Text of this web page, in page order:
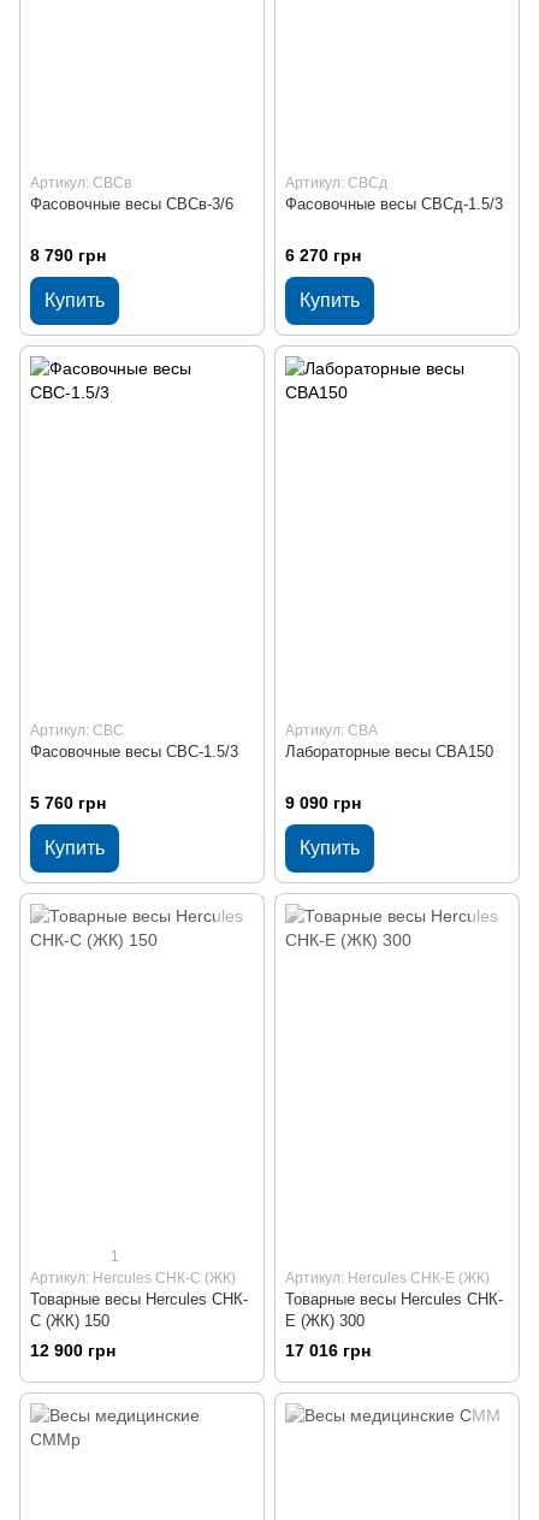
Артикул: СВСв
Фасовочные весы СВСв-3/6
8 790 грн
Купить
Артикул: СВСд
Фасовочные весы СВСд-1.5/3
6 270 грн
Купить
Артикул: СВС
Фасовочные весы СВС-1.5/3
5 760 грн
Купить
Артикул: СВА
Лабораторные весы СВА150
9 090 грн
Купить
1
Артикул: Hercules СНК-С (ЖК)
Товарные весы Hercules СНК-
С (ЖК) 150
12 900 грн
Артикул: Hercules СНК-Е (ЖК)
Товарные весы Hercules СНК-
Е (ЖК) 300
17 016 грн